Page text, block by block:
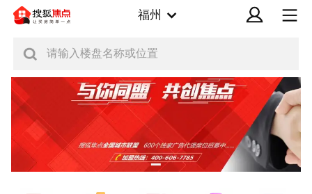
福州
请输入楼盘名称或位置